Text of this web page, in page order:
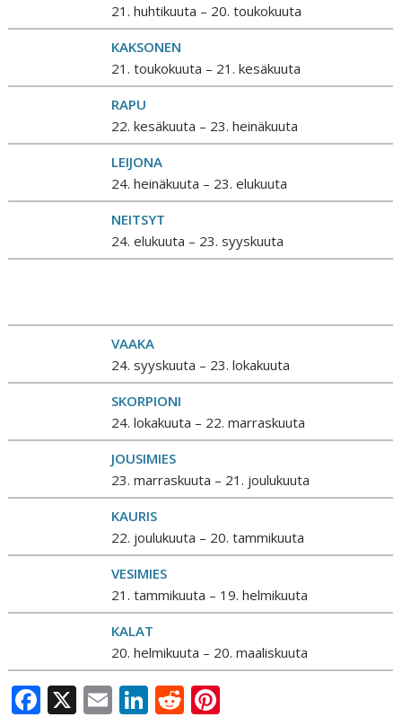
21. huhtikuuta – 20. toukokuuta
KAKSONEN
21. toukokuuta – 21. kesäkuuta
RAPU
22. kesäkuuta – 23. heinäkuuta
LEIJONA
24. heinäkuuta – 23. elukuuta
NEITSYT
24. elukuuta – 23. syyskuuta
VAAKA
24. syyskuuta – 23. lokakuuta
SKORPIONI
24. lokakuuta – 22. marraskuuta
JOUSIMIES
23. marraskuuta – 21. joulukuuta
KAURIS
22. joulukuuta – 20. tammikuuta
VESIMIES
21. tammikuuta – 19. helmikuuta
KALAT
20. helmikuuta – 20. maaliskuuta
F X E Li R